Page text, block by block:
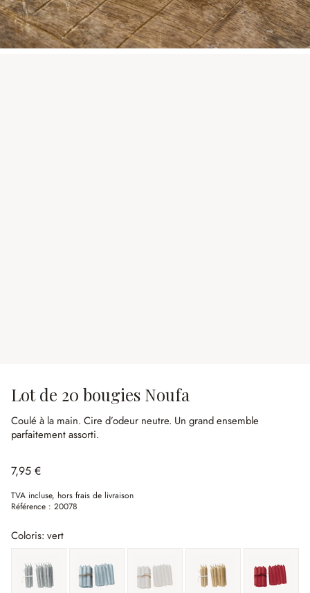
Lot de 20 bougies Noufa
Coulé à la main. Cire d’odeur neutre. Un grand ensemble
parfaitement assorti.
7,95 €
TVA incluse, hors frais de livraison
Référence : 20078
Coloris: vert
argenté bleu-gris crème or rouge